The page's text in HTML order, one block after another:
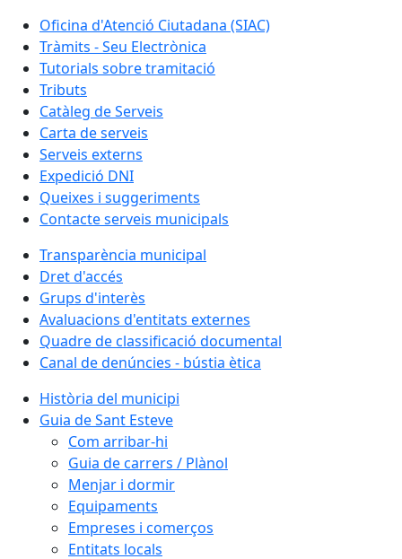
Oficina d'Atenció Ciutadana (SIAC)
Tràmits - Seu Electrònica
Tutorials sobre tramitació
Tributs
Catàleg de Serveis
Carta de serveis
Serveis externs
Expedició DNI
Queixes i suggeriments
Contacte serveis municipals
Transparència municipal
Dret d'accés
Grups d'interès
Avaluacions d'entitats externes
Quadre de classificació documental
Canal de denúncies - bústia ètica
Història del municipi
Guia de Sant Esteve
Com arribar-hi
Guia de carrers / Plànol
Menjar i dormir
Equipaments
Empreses i comerços
Entitats locals